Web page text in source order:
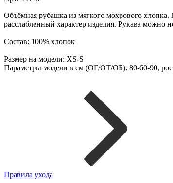
Объёмная рубашка из мягкого мохрового
расслабленный характер изделия. Рукава можно
Состав: 100% хлопок
Размер на модели: XS-S
Параметры модели в см (ОГ/ОТ/ОБ): 80-60-90,
Правила ухода